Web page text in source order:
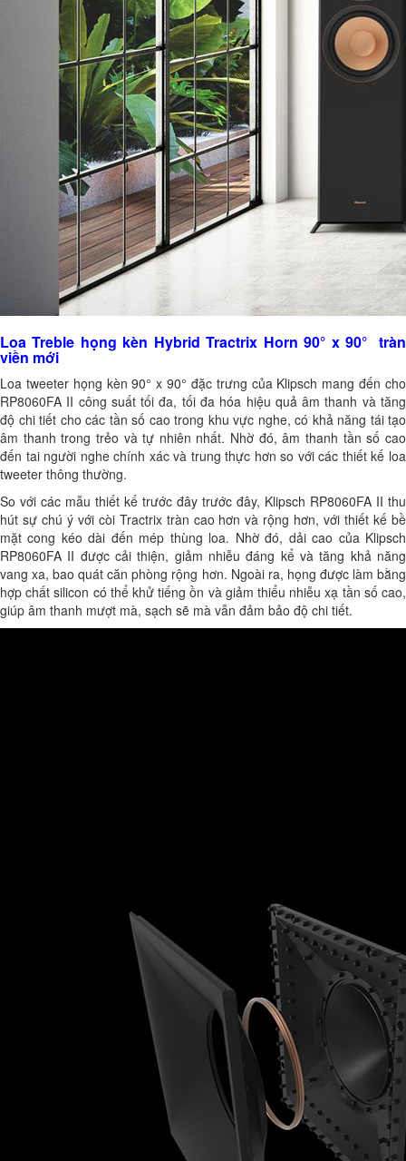
Loa Treble họng kèn Hybrid Tractrix Horn 90° x 90° tràn
viền mới
Loa tweeter họng kèn 90° x 90° đặc trưng của Klipsch mang đến cho
RP8060FA II công suất tối đa, tối đa hóa hiệu quả âm thanh và tăng
độ chi tiết cho các tần số cao trong khu vực nghe, có khả năng tái tạo
âm thanh trong trẻo và tự nhiên nhất. Nhờ đó, âm thanh tần số cao
đến tai người nghe chính xác và trung thực hơn so với các thiết kế loa
tweeter thông thường.
So với các mẫu thiết kế trước đây trước đây, Klipsch RP8060FA II thu
hút sự chú ý với còi Tractrix tràn cao hơn và rộng hơn, với thiết kế bề
mặt cong kéo dài đến mép thùng loa. Nhờ đó, dải cao của Klipsch
RP8060FA II được cải thiện, giảm nhiễu đáng kể và tăng khả năng
vang xa, bao quát căn phòng rộng hơn. Ngoài ra, họng được làm bằng
hợp chất silicon có thể khử tiếng ồn và giảm thiểu nhiễu xạ tần số cao,
giúp âm thanh mượt mà, sạch sẽ mà vẫn đảm bảo độ chi tiết.